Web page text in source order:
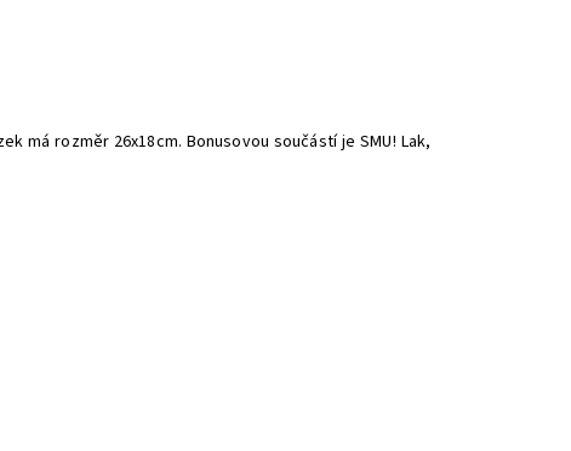
má rozměr 26x18cm. Bonusovou součástí je SMU! Lak,